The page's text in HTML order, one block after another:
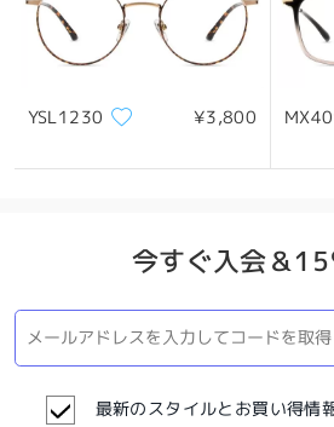
YSL1230 ¥3,800
今すぐ入会＆
最新のスタイルとお買い得情